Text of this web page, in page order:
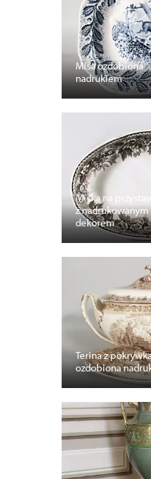
Misa ozdobiona
nadrukiem
Miska na
z nadrukowanym
dekorem
Terina z
ozdobiona